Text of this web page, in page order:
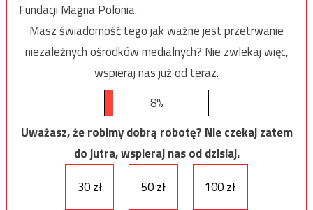
Fundacji Magna Polonia.
Masz świadomość tego jak ważne jest przetrwanie
niezależnych ośrodków medialnych? Nie zwlekaj więc,
wspieraj nas już od teraz.
8%
Uważasz, że robimy dobrą robotę? Nie czekaj zatem
do jutra, wspieraj nas od dzisiaj.
30 zł
50 zł 100 zł